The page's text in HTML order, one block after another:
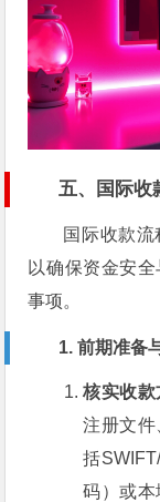
五、国际收
国际收款
以确保资金安
事项。
1. 前期准备
核实收款
注册文
括
码）或本